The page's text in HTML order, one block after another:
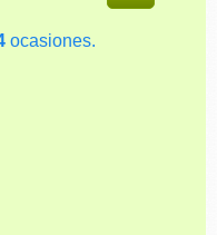
ocasiones.